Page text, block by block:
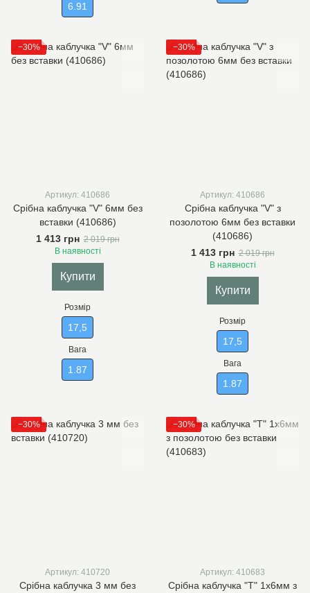
6.91
−30%
Артикул: 410686
Срібна каблучка "V" 6мм без
вставки (410686)
1 413 грн 2 019 грн
В наявності
Купити
Розмір
17,5
Вага
1.87
−30%
Артикул: 410686
Срібна каблучка "V" з
позолотою 6мм без вставки
(410686)
1 413 грн 2 019 грн
В наявності
Купити
Розмір
17,5
Вага
1.87
−30%
Артикул: 410720
Срібна каблучка 3 мм без
−30%
Артикул: 410683
Срібна каблучка "Т" 1х6мм з